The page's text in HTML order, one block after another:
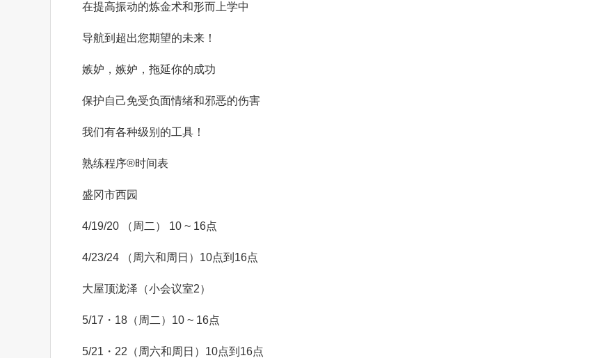
在提高振动的炼金术和形而上学中
导航到超出您期望的未来！
嫉妒，嫉妒，拖延你的成功
保护自己免受负面情绪和邪恶的伤害
我们有各种级别的工具！
熟练程序®️时间表
盛冈市西园
4/19/20 （ 周二 ） 10 ~ 16点
4/23/24 （ 周六和周日 ）10点到 16点
大屋顶泷泽 （小会议室2）
5/17 ・ 18（ 周二 ）10 ~ 16点
5/21 ・ 22（ 周六和周日 ）10点到 16点